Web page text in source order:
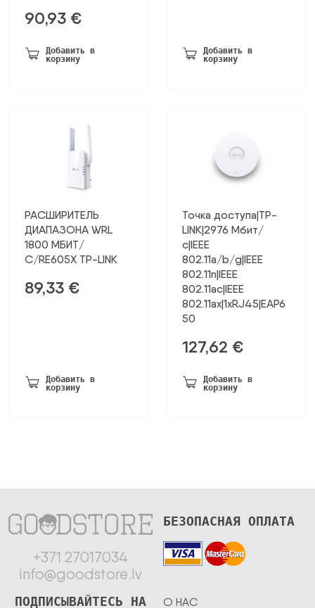
90,93 €
Добавить в
корзину
Добавить в
корзину
РАСШИРИТЕЛЬ
ДИАПАЗОНА WRL
1800 МБИТ/
С/RE605X TP-LINK
89,33 €
Добавить в
корзину
Точка доступа|TP-
LINK|2976 Мбит/
с|IEEE
802.11a/b/g|IEEE
802.11n|IEEE
802.11ac|IEEE
802.11ax|1xRJ45|EAP6
50
127,62 €
Добавить в
корзину
+371 27017034
info@goodstore.lv
БЕЗОПАСНАЯ ОПЛАТА
О НАС
ПОДПИСЫВАЙТЕСЬ НА